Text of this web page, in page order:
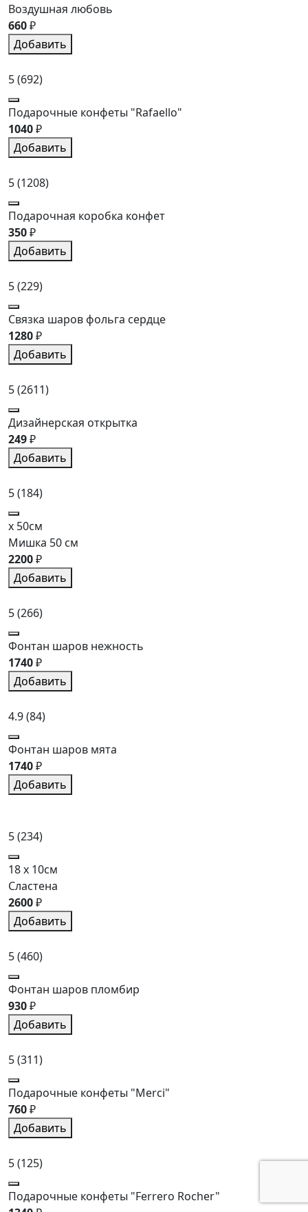
Воздушная любовь
660₽
Добавить
5(692)
Подарочные конфеты "Rafaello"
1040₽
Добавить
5(1208)
Подарочная коробка конфет
350₽
Добавить
5(229)
Связка шаров фольга сердце
1280₽
Добавить
5(2611)
Дизайнерская открытка
249₽
Добавить
5(184)
x 50см
Мишка 50 см
2200₽
Добавить
5(266)
Фонтан шаров нежность
1740₽
Добавить
4.9(84)
Фонтан шаров мята
1740₽
Добавить
5(234)
18 x 10см
Сластена
2600₽
Добавить
5(460)
Фонтан шаров пломбир
930₽
Добавить
5(311)
Подарочные конфеты "Merci"
760₽
Добавить
5(125)
Подарочные конфеты "Ferrero Rocher"